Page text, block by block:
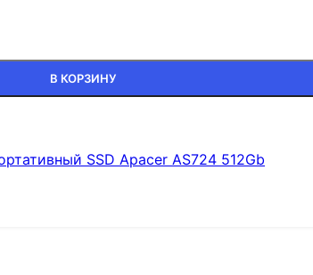
В КОРЗИНУ
SSD Apacer AS724 512Gb